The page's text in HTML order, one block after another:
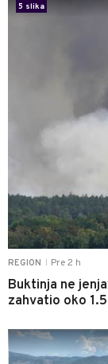
REGION Pre 2 h
Buktinja ne
zahvatio oko
5 slika